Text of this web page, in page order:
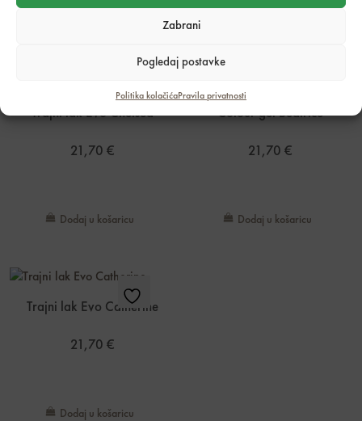
Zabrani
Pogledaj postavke
Politika kolačićaPravila privatnosti
Trajni lak Evo Chelsea
21,70 €
Dodaj u košaricu
Colour gel Beatrice
21,70 €
Dodaj u košaricu
Trajni lak Evo Catherine
21,70 €
Dodaj u košaricu